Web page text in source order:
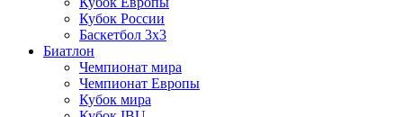
Кубок России
Баскетбол 3х3
Биатлон
Чемпионат мира
Чемпионат Европы
Кубок мира